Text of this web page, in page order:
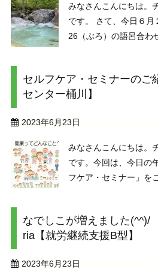
みなさんこんにちは。
です。 さて、今日６月
26（ぶろ）の語呂合わ
められ、平成28年（
...
セルフケア・セミナーのご
センター桶川】
2023年6月23日
みなさんこんにちは。
です。今回は、今日の
フケア・セミナー」を
っています。今日の内
なこと？」でした。 ...
なでしこが増えました
ria【就労継続支援B型】
2023年6月23日